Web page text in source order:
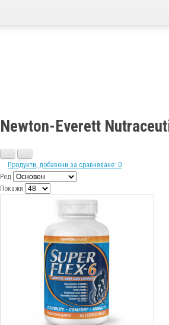
Newton-Everett
Продукти, добавени за сравняване: 0
Ред
Покажи